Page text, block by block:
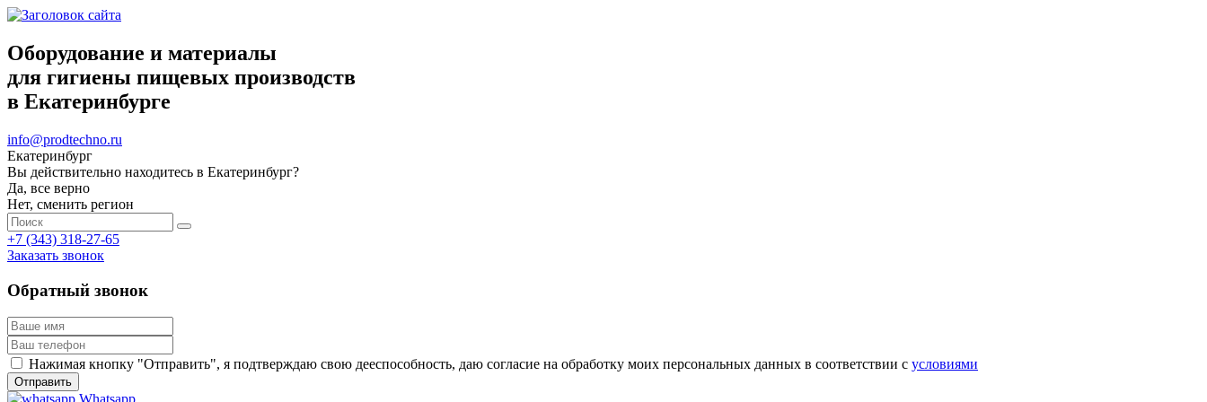
Оборудование и материалы
для гигиены пищевых производств
в Екатеринбурге
info@prodtechno.ru
Екатеринбург
Вы действительно находитесь в Екатеринбург?
Да, все верно
Нет, сменить регион
+7 (343) 318-27-65
Заказать звонок
Обратный звонок
Нажимая кнопку "Отправить", я подтверждаю свою дееспособность, даю согласие на обработку моих персональных данных в соответствии с условиями